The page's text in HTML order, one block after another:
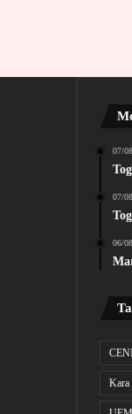
07/
07/
06/
Kara